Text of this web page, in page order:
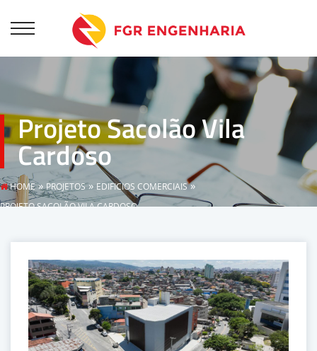
Projeto Sacolão Vila
Cardoso
HOME»PROJETOS» EDIFICIOS COMERCIAIS»
PROJETO SACOLÃO VILA CARDOSO